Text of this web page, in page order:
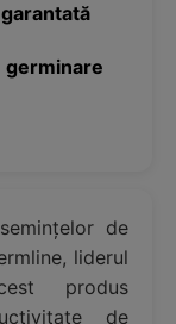
germinare
de
liderul
produs
de